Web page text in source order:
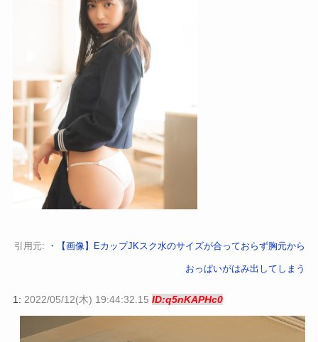
Powered by livedoor 相互RSS
引用元: ・【画像】EカップJKスク水のサイズが合っておらず胸元から
おっぱいがはみ出してしまう
1: 2022/05/12(木) 19:44:32.15 ID:q5nKAPHc0